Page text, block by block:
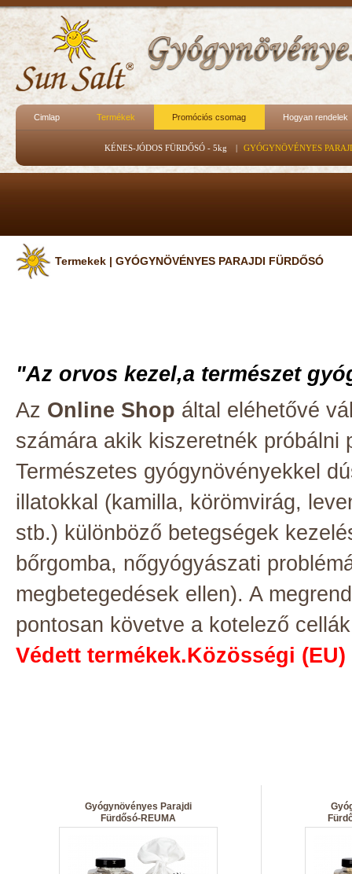
Cimlap Termékek Promóciós csomag Hogyan rendelek
KÉNES-JÓDOS FÜRDŐSÓ - 5kg | GYÓGYNÖVÉNYES
Termekek | GYÓGYNÖVÉNYES PARAJDI FÜRDŐSÓ
"Az orvos kezel,a természet
Az Online Shop által eléhetővé
számára akik kiszeretnék
Természetes gyógynövényekkel
illatokkal (kamilla, körömvirág,
stb.) különböző betegségek
bőrgomba, nőgyógyászati
megbetegedések ellen). A
pontosan követve a kotelező
Védett termékek.Közösségi
Gyógynövényes Parajdi
Fürdősó-REUMA